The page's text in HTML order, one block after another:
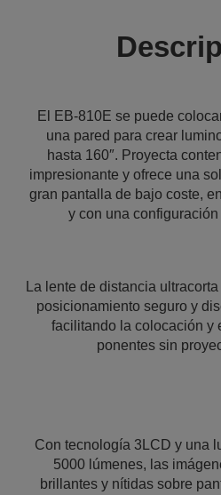
El EB-810E se puede
una pared para crear
hasta 160″. Proyecta
impresionante y ofrece una
gran pantalla de bajo coste,
y con una
La lente de distancia
posicionamiento seguro y
facilitando la colocación y
ponentes sin
Con tecnología 3LCD y una
5000 lúmenes, las
brillantes y nítidas sobre